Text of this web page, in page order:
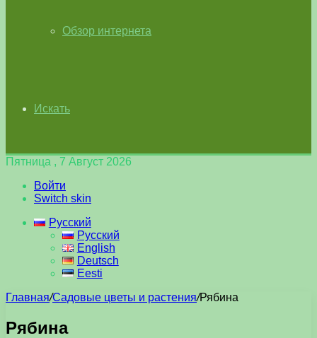
Обзор интернета
Искать
Пятница , 7 Август 2026
Войти
Switch skin
Русский
Русский
English
Deutsch
Eesti
Главная/Садовые цветы и растения/Рябина
Рябина